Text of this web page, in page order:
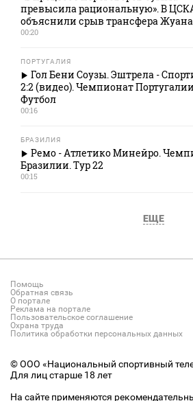
превысила рациональную». В
объяснили срыв трансфера Жуана
00:20
ПОРТУГАЛИЯ
Гол Бени Соузы. Эштрела -
2:2 (видео). Чемпионат
Футбол
00:16
БРАЗИЛИЯ
Ремо - Атлетико Минейро.
Бразилии. Тур 22
00:15
ЕЩЕ
Помощь
Обратная связь
О портале
Реклама на портале
Пользовательское соглашение
Охрана труда
Политика обработки персональных данных
© ООО «Национальный спортивный
Для лиц старше 18 лет
На сайте применяются